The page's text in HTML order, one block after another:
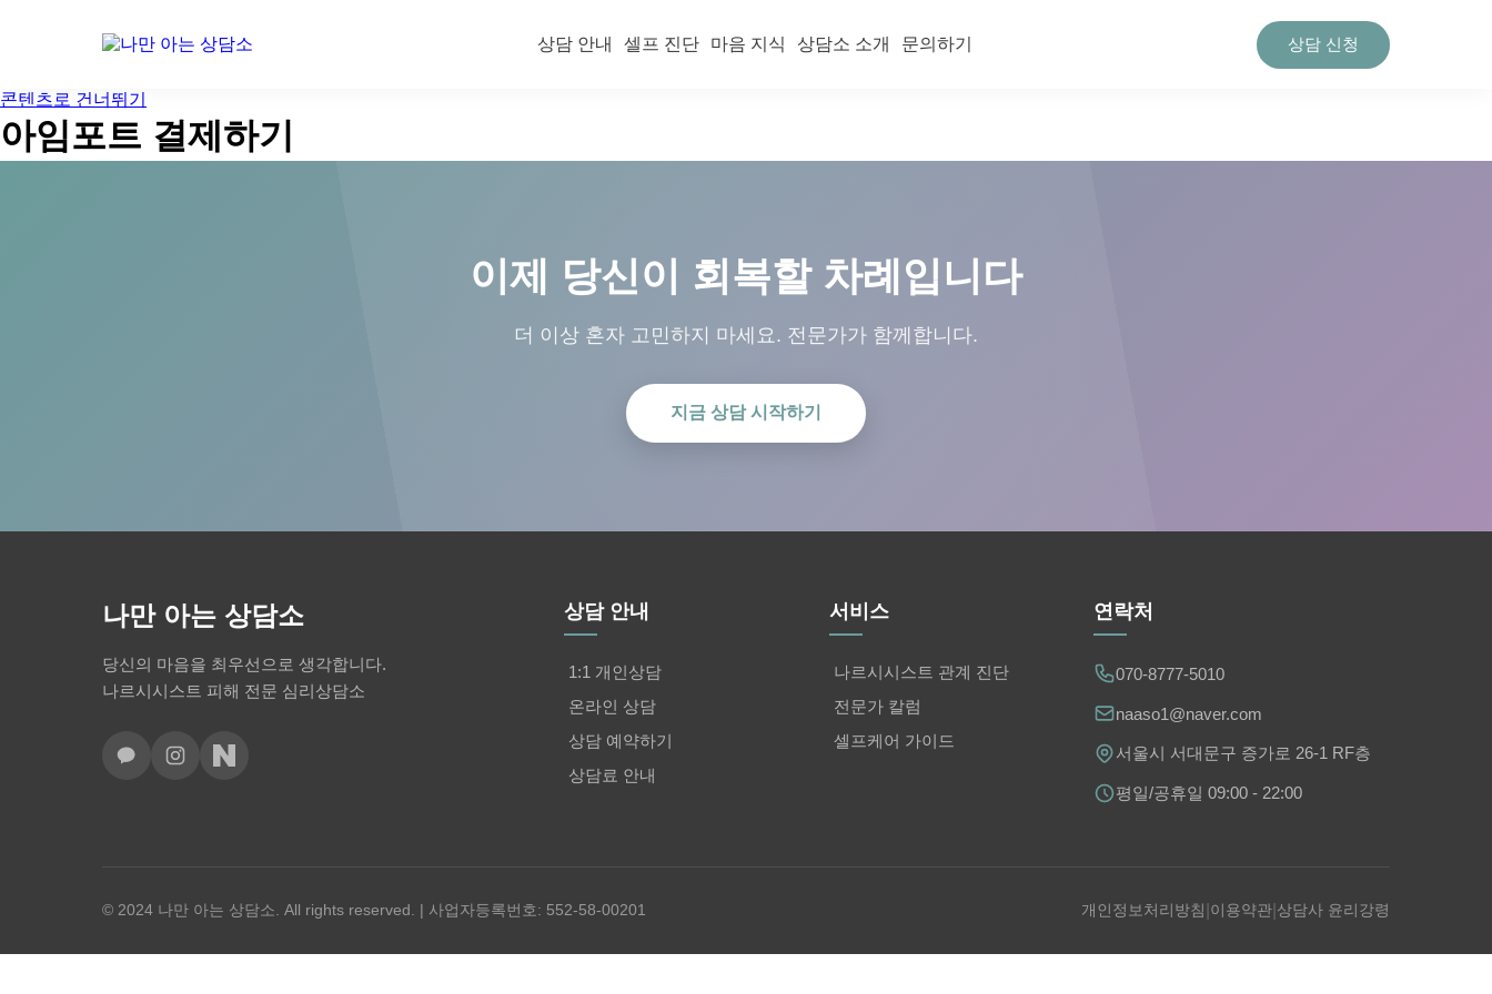
콘텐츠로 건너뛰기
상담 안내 셀프 진단 마음 지식 상담소 소개 문의하기 상담 신청
아임포트 결제하기
이제 당신이 회복할 차례입니다
더 이상 혼자 고민하지 마세요. 전문가가 함께합니다.
지금 상담 시작하기
나만 아는 상담소
당신의 마음을 최우선으로 생각합니다.
나르시시스트 피해 전문 심리상담소
상담 안내
1:1 개인상담
온라인 상담
상담 예약하기
상담료 안내
서비스
나르시시스트 관계 진단
전문가 칼럼
셀프케어 가이드
연락처
070-8777-5010
naaso1@naver.com
서울시 서대문구 증가로 26-1 RF층
평일/공휴일 09:00 - 22:00
© 2024 나만 아는 상담소. All rights reserved. | 사업자등록번호: 552-58-00201 개인정보처리방침 이용약관 상담사 윤리강령